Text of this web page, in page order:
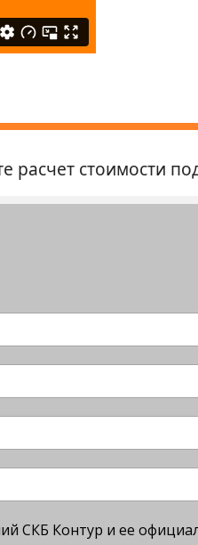
расчет стоимости
СКБ Контур и ее